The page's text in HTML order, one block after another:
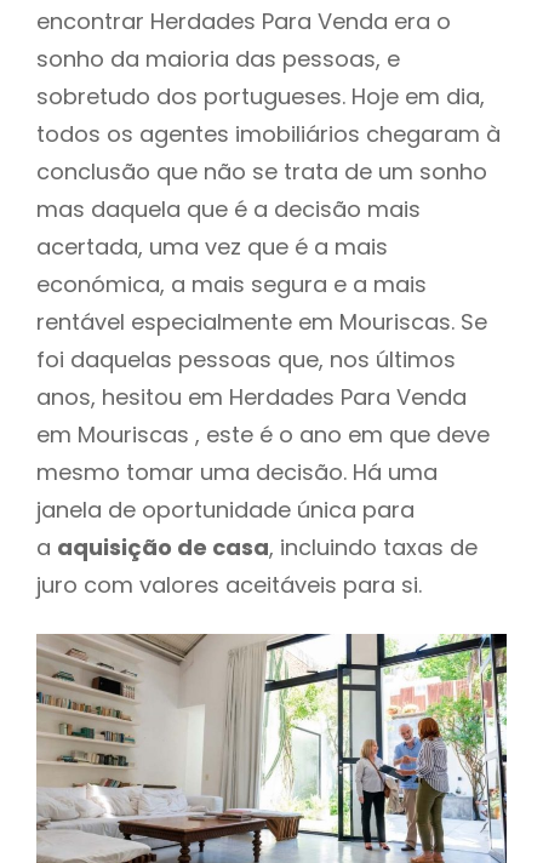
encontrar Herdades Para Venda era o
sonho da maioria das pessoas, e
sobretudo dos portugueses. Hoje em dia,
todos os agentes imobiliários chegaram à
conclusão que não se trata de um sonho
mas daquela que é a decisão mais
acertada, uma vez que é a mais
económica, a mais segura e a mais
rentável especialmente em Mouriscas. Se
foi daquelas pessoas que, nos últimos
anos, hesitou em Herdades Para Venda
em Mouriscas , este é o ano em que deve
mesmo tomar uma decisão. Há uma
janela de oportunidade única para
a aquisição de casa, incluindo taxas de
juro com valores aceitáveis para si.